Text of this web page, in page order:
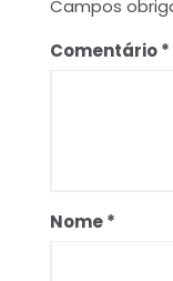
Campos
Comentário*
Nome*